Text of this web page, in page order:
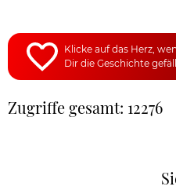
Klicke auf das Herz,
Dir die Geschichte
Zugriffe gesamt: 12276